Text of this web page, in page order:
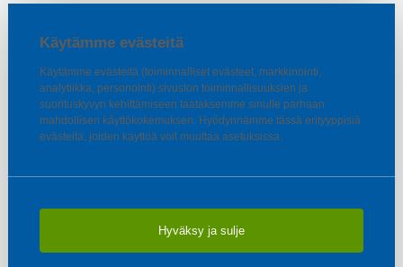
Käytämme evästeitä
Käytämme evästeitä (toiminnalliset evästeet, markkinointi,
analytiikka, personointi) sivuston toiminnallisuuksien ja
suorituskyvyn kehittämiseen taataksemme sinulle parhaan
mahdollisen käyttökokemuksen. Hyödynnämme tässä erityyppisiä
evästeitä, joiden käyttöä voit muuttaa asetuksissa.
Hyväksy ja sulje